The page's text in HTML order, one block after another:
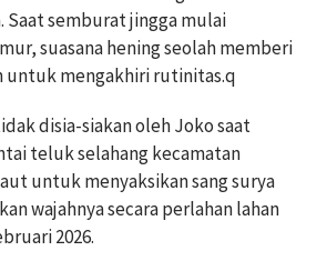
Saat semburat jingga mulai
suasana hening seolah memberi
untuk mengakhiri rutinitas.q
disia-siakan oleh Joko saat
teluk selahang kecamatan
untuk menyaksikan sang surya
wajahnya secara perlahan lahan
2026.